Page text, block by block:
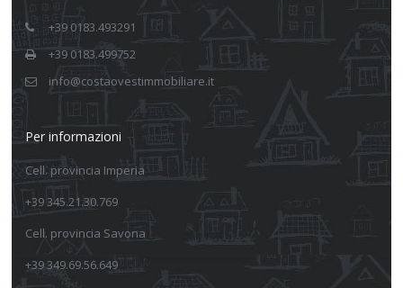
+39 0183.493291
+39 0183.499752
info@costaovestimmobiliare.it
Per informazioni
Cell. provincia Imperia
+39 345.21.30.769
Cell. provincia Savona
+39 349.69.56.649